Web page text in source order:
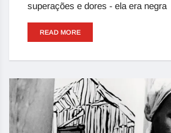
superações e dores - ela era negra
READ MORE